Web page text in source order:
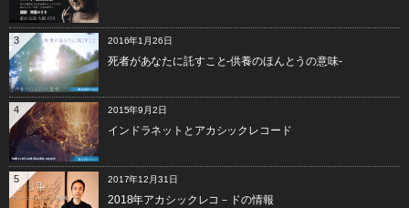
2016年1月26日
死者があなたに託すこと-供養のほんとうの意味-
3
2015年9月2日
インドラネットとアカシックレコード
4
2017年12月31日
2018年アカシックレコ－ドの情報
5